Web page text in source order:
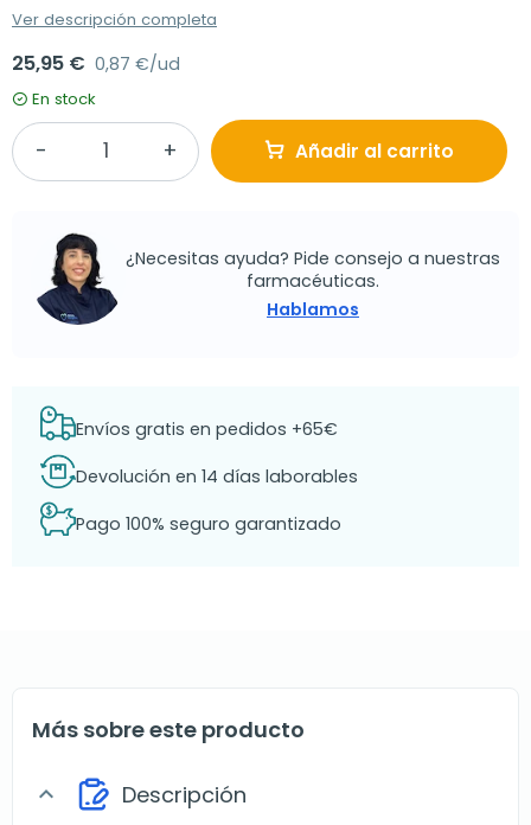
Ver descripción completa
25,95 € 0,87 €/ud
En stock
Añadir al carrito
¿Necesitas ayuda? Pide consejo a nuestras
farmacéuticas.
Hablamos
Envíos gratis en pedidos +65€
Devolución en 14 días laborables
Pago 100% seguro garantizado
Más sobre este producto
expand_more Descripción